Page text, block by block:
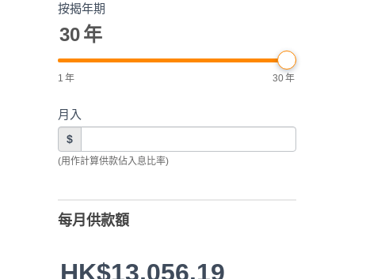
按揭年期
30年
1 年 30年
月入
$
(用作計算供款佔入息比率)
每月供款額
HK$13,056.19